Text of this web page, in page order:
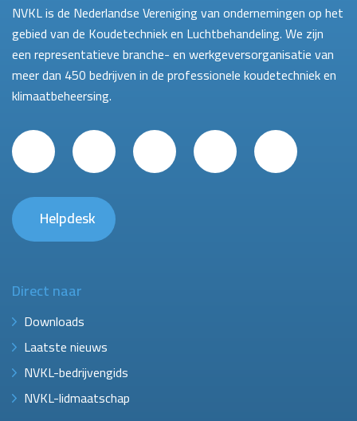
NVKL is de Nederlandse Vereniging van ondernemingen op het
gebied van de Koudetechniek en Luchtbehandeling. We zijn
een representatieve branche- en werkgeversorganisatie van
meer dan 450 bedrijven in de professionele koudetechniek en
klimaatbeheersing.
Helpdesk
Direct naar
Downloads
Laatste nieuws
NVKL-bedrijvengids
NVKL-lidmaatschap